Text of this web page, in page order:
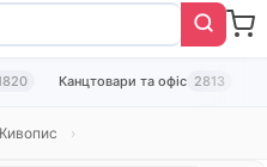
Канцтовари та офіс 2813